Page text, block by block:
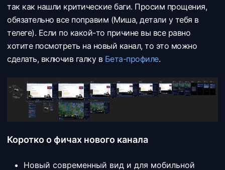
так как нашли критические баги. Просим прощения,
обязательно все поправим (Миша, детали у тебя в
телеге). Если по какой-то причине вы все равно
хотите посмотреть на новый канал, то это можно
сделать, включив галку в Бета-профиле.
Коротко о фичах нового канала
Новый современный вид и для мобильной